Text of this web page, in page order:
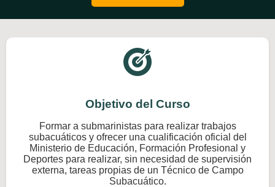
Objetivo del Curso
Formar a submarinistas para realizar trabajos
subacuáticos y ofrecer una cualificación oficial del
Ministerio de Educación, Formación Profesional y
Deportes para realizar, sin necesidad de supervisión
externa, tareas propias de un Técnico de Campo
Subacuático.